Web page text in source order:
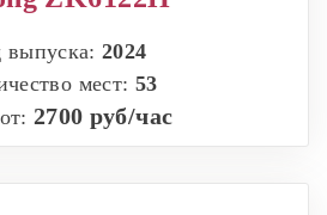
выпуска:2024
мест: 53
2700 руб/час